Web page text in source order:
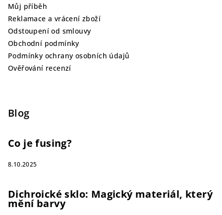
Můj příběh
Reklamace a vrácení zboží
Odstoupení od smlouvy
Obchodní podmínky
Podmínky ochrany osobních údajů
Ověřování recenzí
Blog
Co je fusing?
8.10.2025
Dichroické sklo: Magický materiál, který
mění barvy